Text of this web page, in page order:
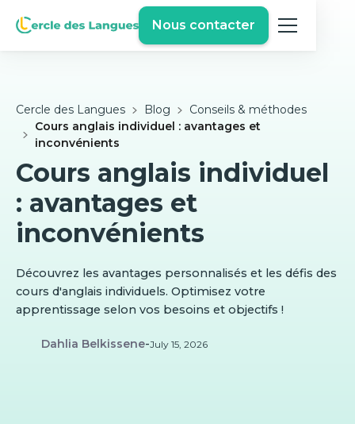
Nous contacter
Cercle des Langues Blog
Conseils & méthodes
Cours anglais individuel : avantages et
inconvénients
Cours anglais individuel
: avantages et
inconvénients
Découvrez les avantages personnalisés et les défis des
cours d'anglais individuels. Optimisez votre
apprentissage selon vos besoins et objectifs !
Dahlia Belkissene-July 15, 2026